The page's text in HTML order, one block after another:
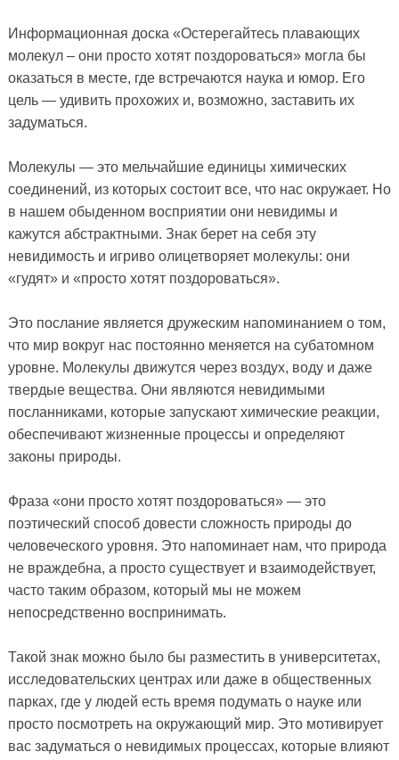
Информационная доска «Остерегайтесь плавающих
молекул – они просто хотят поздороваться» могла бы
оказаться в месте, где встречаются наука и юмор. Его
цель — удивить прохожих и, возможно, заставить их
задуматься.
Молекулы — это мельчайшие единицы химических
соединений, из которых состоит все, что нас окружает. Но
в нашем обыденном восприятии они невидимы и
кажутся абстрактными. Знак берет на себя эту
невидимость и игриво олицетворяет молекулы: они
«гудят» и «просто хотят поздороваться».
Это послание является дружеским напоминанием о том,
что мир вокруг нас постоянно меняется на субатомном
уровне. Молекулы движутся через воздух, воду и даже
твердые вещества. Они являются невидимыми
посланниками, которые запускают химические реакции,
обеспечивают жизненные процессы и определяют
законы природы.
Фраза «они просто хотят поздороваться» — это
поэтический способ довести сложность природы до
человеческого уровня. Это напоминает нам, что природа
не враждебна, а просто существует и взаимодействует,
часто таким образом, который мы не можем
непосредственно воспринимать.
Такой знак можно было бы разместить в университетах,
исследовательских центрах или даже в общественных
парках, где у людей есть время подумать о науке или
просто посмотреть на окружающий мир. Это мотивирует
вас задуматься о невидимых процессах, которые влияют